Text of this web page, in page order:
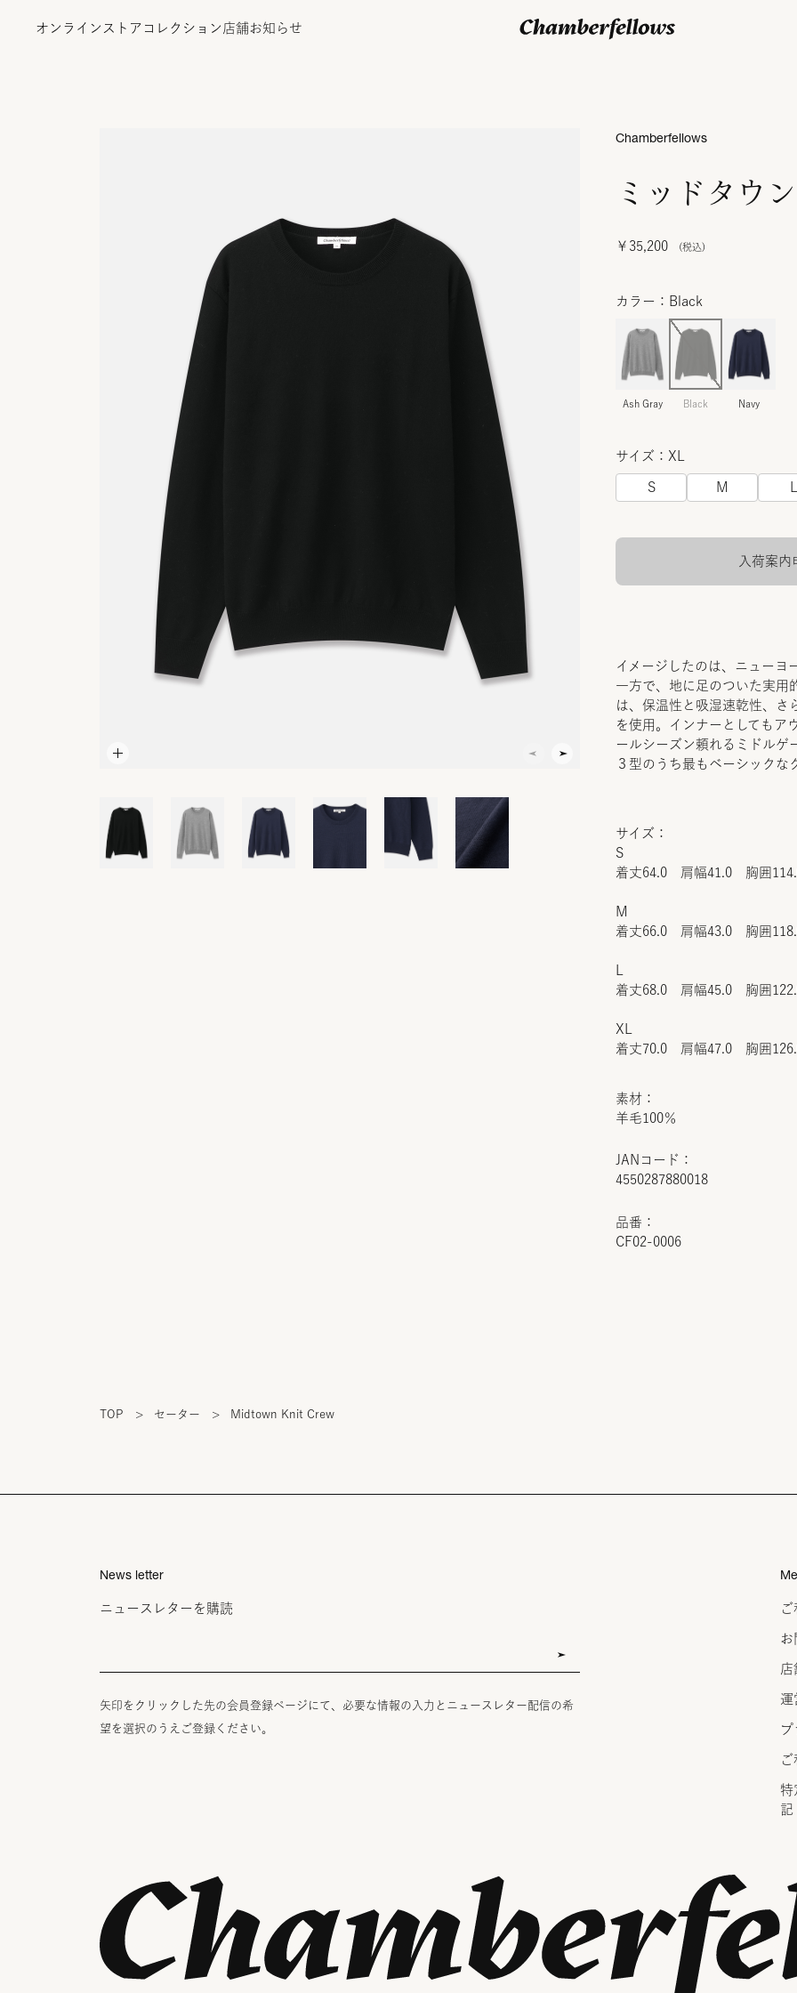
オンラインストア コレクション 店舗お知らせ
ミッドタウ
￥35,200
JANコード：
4550287880018
品番：
CF02-0006
Chamberfellows
カラー：Black
Ash Gray Black Navy
サイズ：XL
S M
入荷案内
イメージしたのは、ニューヨ
一方で、地に足のついた実用
は、保温性と吸湿速乾性、さ
を使用。インナーとしてもア
ールシーズン頼れるミドルゲ
３型のうち最もベーシックな
サイズ：
S
着丈64.0 肩幅41.0 胸囲
M
着丈66.0 肩幅43.0 胸囲
着丈68.0 肩幅45.0 胸囲
XL
着丈70.0 肩幅47.0 胸囲
素材：
羊毛100％
TOP > セーター > Midtown Knit Crew
News letter
ニュースレターを購読
矢印をクリックした先の会員登録ページにて、必要な情報の入力とニュースレター配信の希
望を選択のうえご登録ください。
ご
お
店
運
プ
ご
特
記